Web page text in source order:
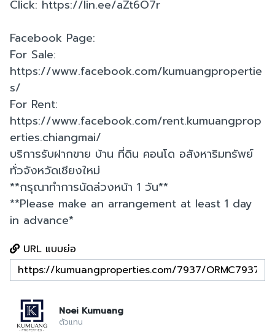
Click: https://lin.ee/aZt6O7r
Facebook Page:
For Sale:
https://www.facebook.com/kumuangpropertie
s/
For Rent:
https://www.facebook.com/rent.kumuangprop
erties.chiangmai/
บริการรับฝากขาย บ้าน ที่ดิน คอนโด อสังหาริมทรัพย์
ทั่วจังหวัดเชียงใหม่
**กรุณาทำการนัดล่วงหน้า 1 วัน**
**Please make an arrangement at least 1 day
in advance*
URL แบบย่อ
Noei Kumuang
ตัวแทน